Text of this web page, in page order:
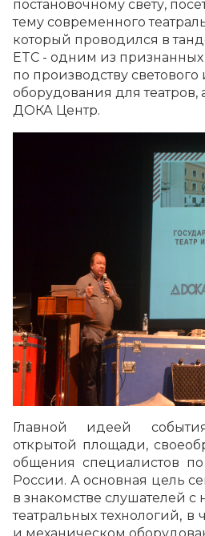
постановочному свету,
тему современного
который проводился в
ETC - одним из
по производству
оборудования для театров,
ДОКА Центр.
Главной идеей
открытой площади,
общения специалистов
России. А основная цель
в знакомстве слушателей с
театральных технологий, в